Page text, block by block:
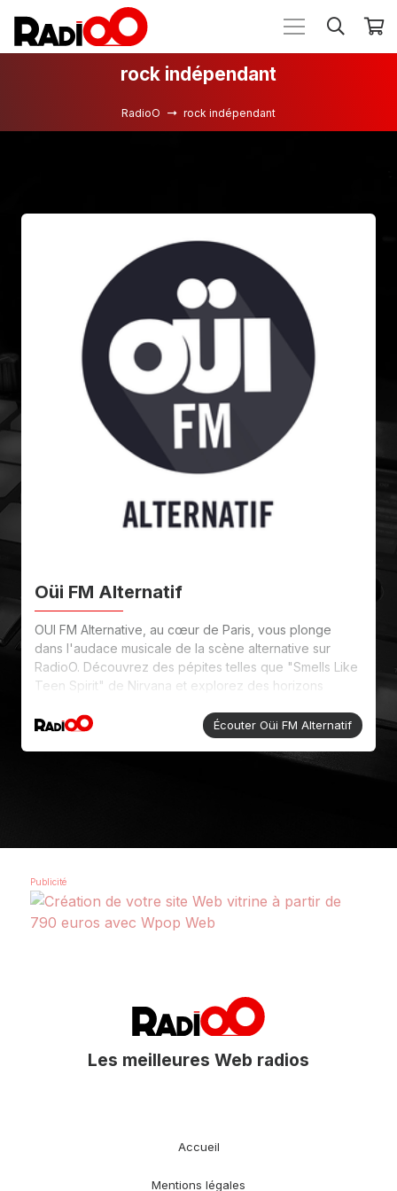
rock indépendant
RadioO rock indépendant
Oüi FM Alternatif
OUI FM Alternative, au cœur de Paris, vous plonge
dans l'audace musicale de la scène alternative sur
RadioO. Découvrez des pépites telles que "Smells Like
Teen Spirit" de Nirvana et explorez des horizons
associée à des émissions en direct et à des podcasts
captivants, offre une expérience alternative
Écouter Oüi FM Alternatif
Les meilleures Web radios
Accueil
Mentions légales